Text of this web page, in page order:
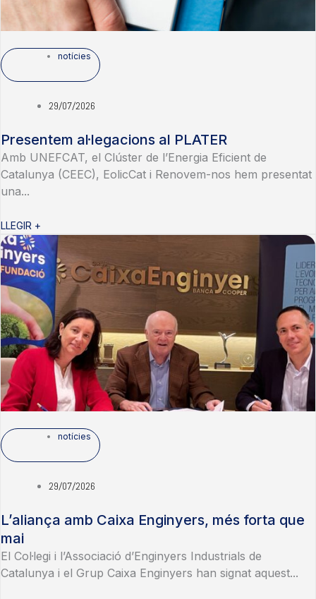
notícies
29/07/2026
Presentem al·legacions al PLATER
Amb UNEFCAT, el Clúster de l’Energia Eficient de
Catalunya (CEEC), EolicCat i Renovem-nos hem presentat
una...
LLEGIR +
notícies
29/07/2026
L’aliança amb Caixa Enginyers, més forta que
mai
El Col·legi i l’Associació d’Enginyers Industrials de
Catalunya i el Grup Caixa Enginyers han signat aquest...